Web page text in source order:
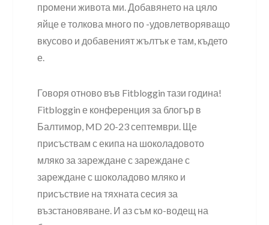
промени живота ми. Добавянето на цяло
яйце е толкова много по -удовлетворяващо
вкусово и добавеният жълтък е там, където
е.
Говоря отново във Fitbloggin тази година!
Fitbloggin е конференция за блогър в
Балтимор, MD 20-23 септември. Ще
присъствам с екипа на шоколадовото
мляко за зареждане с зареждане с
зареждане с шоколадово мляко и
присъствие на тяхната сесия за
възстановяване. И аз съм ко-водещ на